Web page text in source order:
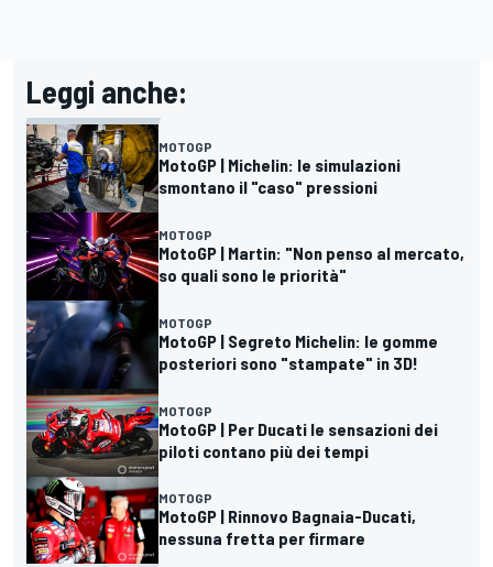
Leggi anche:
MOTOGP
MotoGP | Michelin: le simulazioni
smontano il "caso" pressioni
MOTOGP
MotoGP | Martin: "Non penso al mercato,
so quali sono le priorità"
MOTOGP
MotoGP | Segreto Michelin: le gomme
posteriori sono "stampate" in 3D!
MOTOGP
MotoGP | Per Ducati le sensazioni dei
piloti contano più dei tempi
MOTOGP
MotoGP | Rinnovo Bagnaia-Ducati,
nessuna fretta per firmare